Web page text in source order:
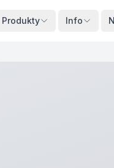
Produkty Info